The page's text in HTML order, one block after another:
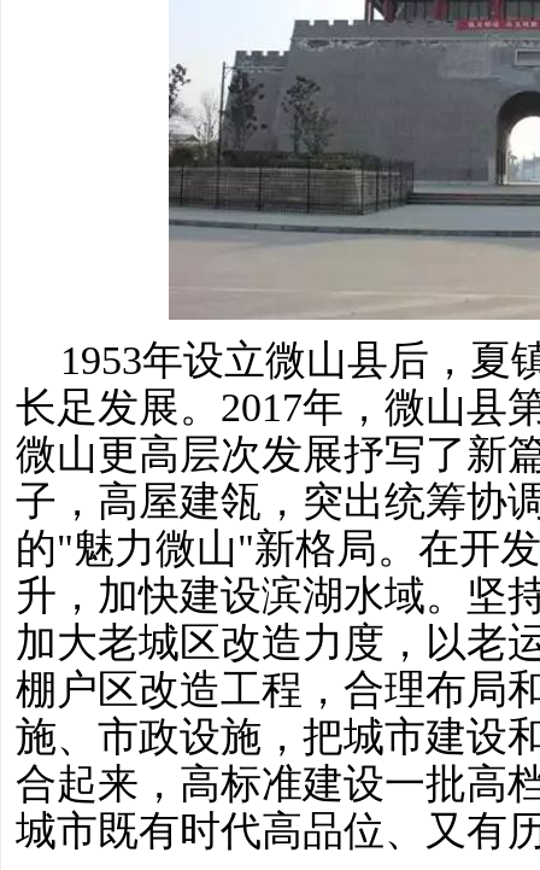
1953年设立微山县后，夏
长足发展。2017年，微山县
微山更高层次发展抒写了新
子，高屋建瓴，突出统筹协
的"魅力微山"新格局。在开
升，加快建设滨湖水域。坚
加大老城区改造力度，以老
棚户区改造工程，合理布局
施、市政设施，把城市建设
合起来，高标准建设一批高
城市既有时代高品位、又有